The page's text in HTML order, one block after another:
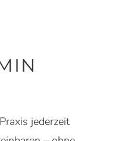
jederzeit